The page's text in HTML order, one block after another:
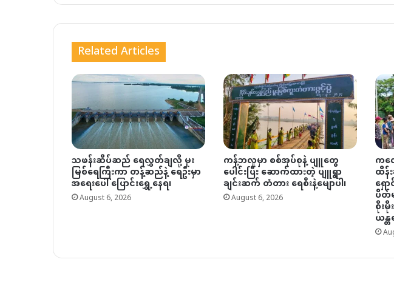
Related Articles
သဖန်းဆိပ်ဆည် ရေလွှတ်ချလို့ မူး
မြစ်ရေကြီးကာ တန့်ဆည်နဲ့ ရေဦးမှာ
အရေးပေါ် ပြောင်းရွှေ့နေရ၊
August 6, 2026
ကန့်ဘလူမှာ စစ်အုပ်စုနဲ့ ပျူတွေ
ပေါင်းပြီး ဆောက်ထားတဲ့ ပျူရွာ
ချင်းဆက် တံတား ရေစီးနဲ့မျောပါ၊
August 6, 2026
ကလ
ထိန်
ရှေ
ပိတ်
စိုး
ယန္